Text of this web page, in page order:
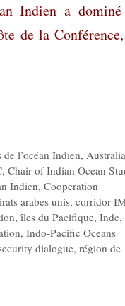
Indien a
de la
l’océan Indien, Australia
, Chair of Indian Ocean
Indien, Cooperation
arabes unis, corridor
, îles du Pacifique, Inde,
, Indo-Pacific Oceans
dialogue, région de